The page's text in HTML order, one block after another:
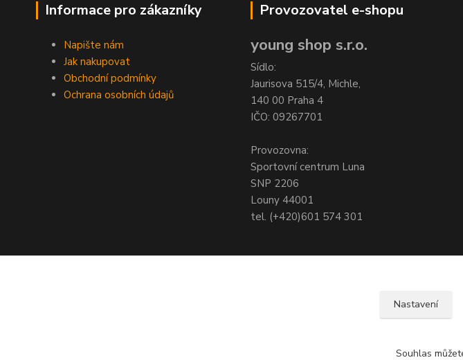
Informace pro zákazníky
Napište nám
Jak nakupovat
Obchodní podmínky
Ochrana osobních údajů
Provozovatel e-shopu
young shop s.r.o.
Sídlo:
Jaurisova 515/4, Michle,
140 00 Praha 4
IČO: 09267701
Provozovna:
Sportovní centrum Luna
SNP 2206
Louny 44001
tel. (+420)601 574 301
Nastavení
Souhlas